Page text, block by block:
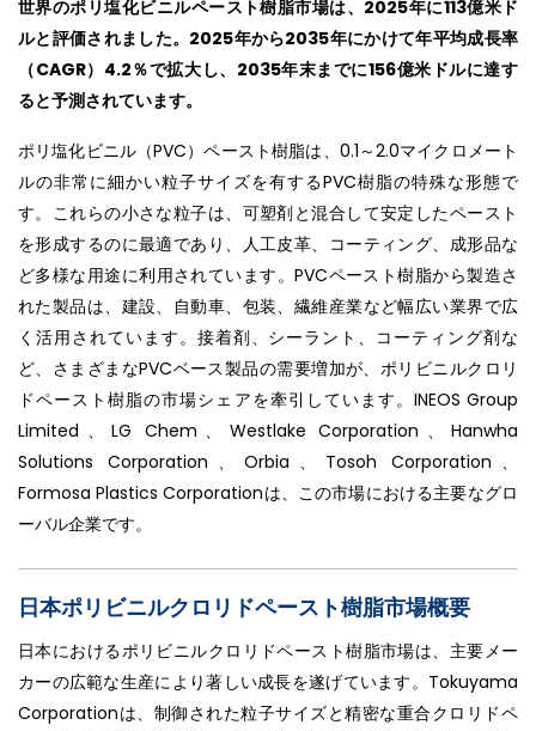
世界のポリ塩化ビニルペースト樹脂市場は、2025年に113億米ド
ルと評価されました。2025年から2035年にかけて年平均成長率
（CAGR）4.2％で拡大し、2035年末までに156億米ドルに達す
ると予測されています。
ポリ塩化ビニル（PVC）ペースト樹脂は、0.1～2.0マイクロメート
ルの非常に細かい粒子サイズを有するPVC樹脂の特殊な形態で
す。これらの小さな粒子は、可塑剤と混合して安定したペースト
を形成するのに最適であり、人工皮革、コーティング、成形品な
ど多様な用途に利用されています。PVCペースト樹脂から製造さ
れた製品は、建設、自動車、包装、繊維産業など幅広い業界で広
く活用されています。接着剤、シーラント、コーティング剤な
ど、さまざまなPVCベース製品の需要増加が、ポリビニルクロリ
ドペースト樹脂の市場シェアを牽引しています。INEOS Group
Limited、LG Chem、Westlake Corporation、Hanwha
Solutions Corporation、Orbia、Tosoh Corporation、
Formosa Plastics Corporationは、この市場における主要なグロ
ーバル企業です。
日本ポリビニルクロリドペースト樹脂市場概要
日本におけるポリビニルクロリドペースト樹脂市場は、主要メー
カーの広範な生産により著しい成長を遂げています。Tokuyama
Corporationは、制御された粒子サイズと精密な重合クロリドペ